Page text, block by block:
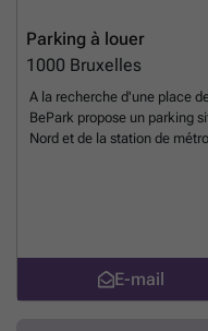
Parking à louer
1000 Bruxelles
A la recherche d'une place
BePark propose un parking
Nord et de la station de
votre voiture quand vous le
! Vous pouvez réserver
### %20-%20brussel/
_listing&utm_content=beEn
E-mail